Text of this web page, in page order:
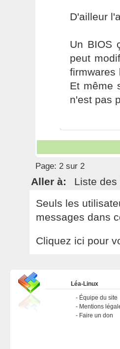
D'ailleur
Un BIOS
peut
firmwares
Et même
n'est pas
Page: 2 sur 2
Aller à: Liste des
Seuls les
messages dans
Cliquez ici pour
Léa-Linux
Équipe du site
Mentions
Faire un don